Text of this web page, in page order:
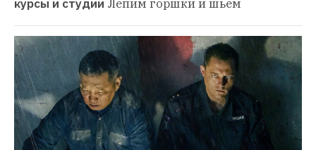
курсы и студии Лепим горшки и шьем